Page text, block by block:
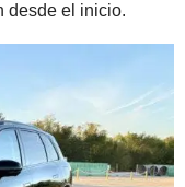
desde el inicio.